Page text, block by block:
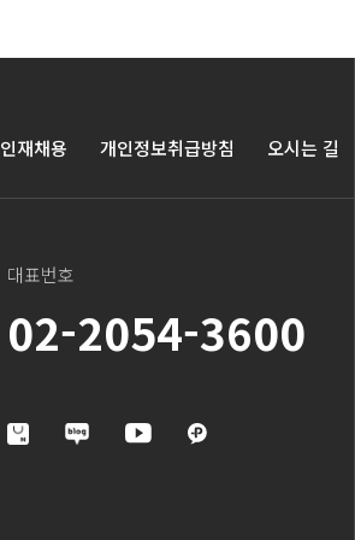
인재채용 개인정보취급방침 오시는 길
대표번호
02-2054-3600